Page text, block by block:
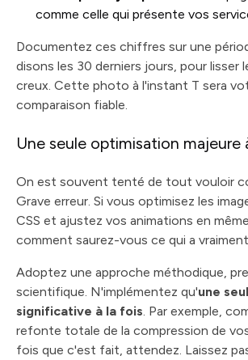
comme celle qui présente vos
Documentez ces chiffres sur une
disons les 30 derniers jours, pour lisser
creux. Cette photo à l'instant T sera
comparaison fiable.
Une seule optimisation majeure
On est souvent tenté de tout vouloir
Grave erreur. Si vous optimisez les
CSS et ajustez vos animations en
comment saurez-vous ce qui a
Adoptez une approche méthodique,
scientifique. N'implémentez qu'une
significative à la fois. Par exemple,
refonte totale de la compression de
fois que c'est fait, attendez. Laissez